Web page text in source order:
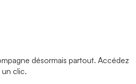
désormais partout. Accédez
clic.